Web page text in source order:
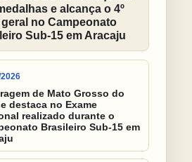
e alcança o 4º
geral no Campeonato
Sub-15 em Aracaju
de Mato Grosso do
destaca no Exame
realizado durante o
Brasileiro Sub-15 em